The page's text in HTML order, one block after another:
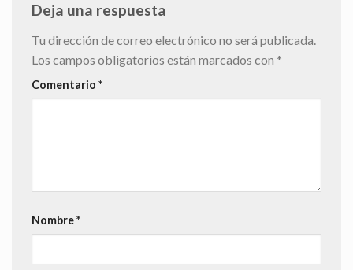
Deja una respuesta
Tu dirección de correo electrónico no será publicada.
Los campos obligatorios están marcados con *
Comentario *
Nombre*